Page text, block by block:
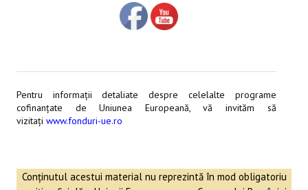
Pentru informaţii detaliate despre celelalte programe
cofinanţate de Uniunea Europeană, vă invităm să
vizitaţi www.fonduri-ue.ro
Conținutul acestui material nu reprezintă în mod obligatoriu